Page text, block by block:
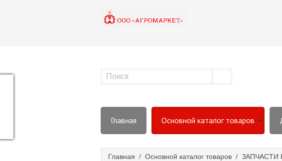
Главная Основной каталог товаров
Главная / Основной каталог товаров / ЗАПЧАСТИ